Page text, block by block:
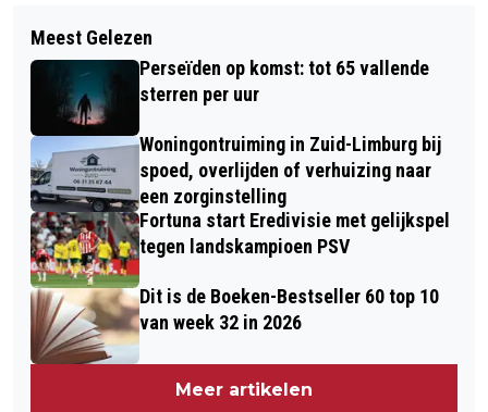
RECONSTRUCTIE TEMPELPLEIN
SITTARD
GEEN PAKJES MET PEUKEN MAAR
PAKJES MET KUNST
Meest Gelezen
Perseïden op komst: tot 65 vallende
sterren per uur
Woningontruiming in Zuid-Limburg bij
spoed, overlijden of verhuizing naar
een zorginstelling
Fortuna start Eredivisie met gelijkspel
tegen landskampioen PSV
Dit is de Boeken-Bestseller 60 top 10
van week 32 in 2026
Meer artikelen